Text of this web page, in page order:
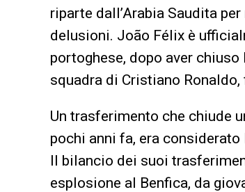
riparte dall’Arabia Saudita
delusioni. João Félix è
portoghese, dopo aver chiuso
squadra di Cristiano
Un trasferimento che chiude
pochi anni fa, era considerato
Il bilancio dei suoi
esplosione al Benfica, da